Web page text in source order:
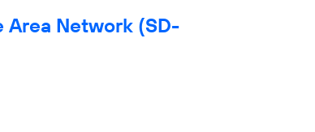
Network (SD-